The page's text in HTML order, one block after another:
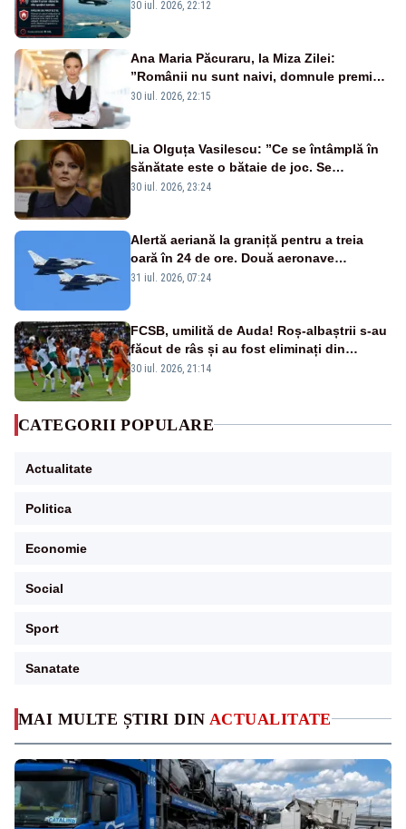
MAI MULTE ȘTIRI DIN ACTUALITATE
la sol două avioane F-16
30 iul. 2026, 22:12
Ana Maria Păcuraru, la Miza Zilei:
”Românii nu sunt naivi, domnule premier
Bolojan”
30 iul. 2026, 22:15
Lia Olguța Vasilescu: ”Ce se întâmplă în
sănătate este o bătaie de joc. Se
guvernează extraordinar de prost”
30 iul. 2026, 23:24
Alertă aeriană la graniță pentru a treia
oară în 24 de ore. Două aeronave
Eurofighter britanice au fost ridicate de la
31 iul. 2026, 07:24
FCSB, umilită de Auda! Roș-albaștrii s-au
făcut de râs și au fost eliminați din
Conference League
30 iul. 2026, 21:14
CATEGORII POPULARE
Actualitate
Politica
Economie
Social
Sport
Sanatate